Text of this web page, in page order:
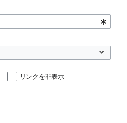
リンクを非表示